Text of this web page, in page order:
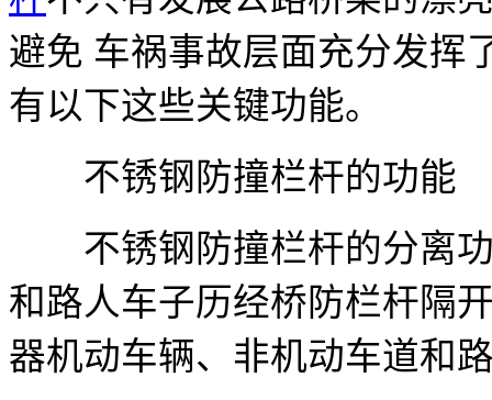
避免 车祸事故层面充分发挥
有以下这些关键功能。
不锈钢防撞栏杆的功能
不锈钢防撞栏杆的分离功
和路人车子历经桥防栏杆隔
器机动车辆、非机动车道和